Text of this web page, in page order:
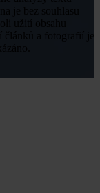
článků a fotografií je